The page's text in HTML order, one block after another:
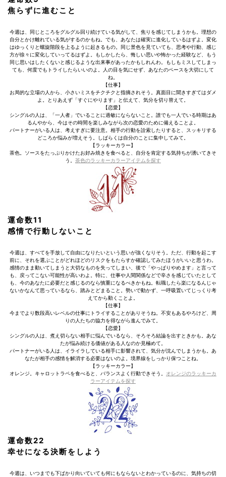
焦らずに進むこと
今週は、同じところをグルグル回り続けている気がして、焦りを感じてしまうかも。理想の
自分とかけ離れている気がするのかもね。でも、あなたは確実に進化しているはずよ。変化
はゆっくりと螺旋階段を上るように起きるもの。同じ景色を見ていても、思考や行動、感じ
方が徐々に変化していってるはずよ。もしかしたら、悔しい思いや怖かった経験など、もう
同じ思いはしたくないと感じるような出来事があったかもしれんわ。もしもミスしてしまっ
ても、何度でもトライしたらいいのよ。人の目を気にせず、あなたのペースを大切にして
ね。
【仕事】
お局的な立場の人から、小さいミスをチクチクと指摘されそう。真面目に聞きすぎてはダメ
よ。とりあえず「すぐにやります」と伝えて、気分を切り替えて。
【恋愛】
シングルの人は、「一人者」でいることに過敏にならないこと。誰でも一人でいる時期はあ
るんやから、今はその時間を楽しみながら次の恋愛のために備えることよ。
パートナーがいる人は、考えすぎに要注意。相手の行動を詮索したりすると、スッキリする
どころか悩みが増えそう。しばらくは自分のことに集中してみて。
【ラッキーカラー】
茶色。ソースをたっぷりかけたお好み焼きを食べると、自分を肯定する気持ちが湧いてきそ
う。 茶色のラッキーカラーアイテムを探す
運命数11
感情で行動しないこと
今週は、すべてを手放して自由になりたいという思いが強くなりそう。ただ、行動を起こす
前に、それを選ぶことがどれほどのリスクをもたらすか確認してみたほうがいいと思うわ。
感情のまま動いてしまうと大切なものを失ってしまい、後で「やっぱりやめます」と言って
も、戻ってこない可能性が高いわよ。特に、仕事や人間関係などで辛さを感じていたとして
も、今のあなたに必要だと感じるのなら慎重になるべきかもね。転職したら楽になるんじゃ
ないかなんて思っているなら、踏みとどまること。勢いで動かず、一呼吸置いてじっくり考
えてから動くことよ。
【仕事】
今までより数段高いレベルの仕事にトライすることがありそうね。不安もあるやろけど、周
りの人たちの協力を得ながら進んでみて。
【恋愛】
シングルの人は、煮え切らない相手に悩んでいるなら、そろそろ結論を出すときかも。あな
たが悩み続ける価値がある人なのか見極めて。
パートナーがいる人は、イライラしている相手に影響されて、気分が沈んでしまうかも。あ
なたが相手の感情を解消する必要はないのよ。境界線をしっかり保つことね。
【ラッキーカラー】
オレンジ。キャロットラペを食べると、バランスよく行動できそう。 オレンジのラッキーカ
ラーアイテムを探す
運命数22
幸せになる決断をしよう
今週は、いつまでも下ばかり向いていても何にもならないとわかっているのに、気持ちの切